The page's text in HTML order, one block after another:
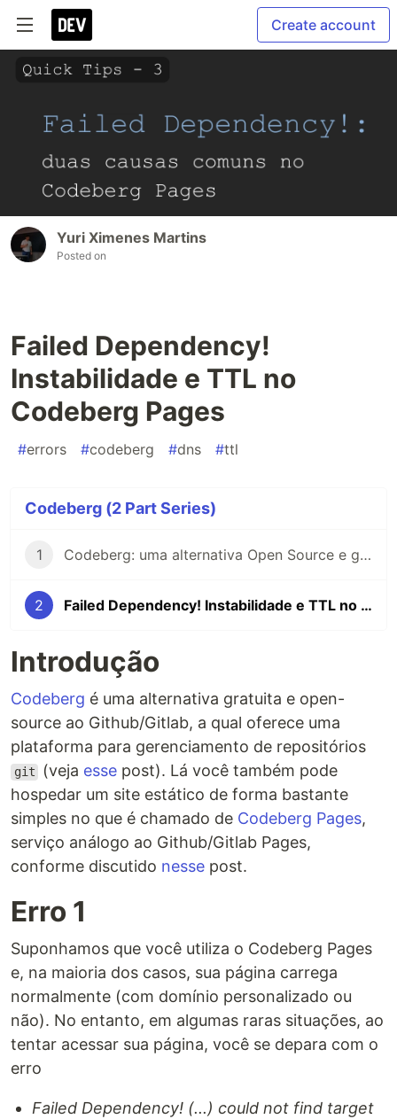
Create account
Yuri Ximenes Martins
Posted on
Failed Dependency!
Instabilidade e TTL no
Codeberg Pages
#errors #codeberg #dns #ttl
Codeberg (2 Part Series)
1 Codeberg: uma alternativa Open Source e gratuita ao GitHub e GitLab
2 Failed Dependency! Instabilidade e TTL no Codeberg Pages
Introdução
Codeberg é uma alternativa gratuita e open-
source ao Github/Gitlab, a qual oferece uma
plataforma para gerenciamento de repositórios
git (veja esse post). Lá você também pode
hospedar um site estático de forma bastante
simples no que é chamado de Codeberg Pages,
serviço análogo ao Github/Gitlab Pages,
conforme discutido nesse post.
Erro 1
Suponhamos que você utiliza o Codeberg Pages
e, na maioria dos casos, sua página carrega
normalmente (com domínio personalizado ou
não). No entanto, em algumas raras situações, ao
tentar acessar sua página, você se depara com o
erro
Failed Dependency! (...) could not find target